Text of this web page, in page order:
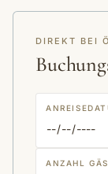
DIREKT BEI
ANZAHL